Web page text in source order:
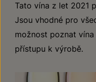
Tato vína z let 2021
Jsou vhodné pro
možnost poznat
přístupu k výrobě.